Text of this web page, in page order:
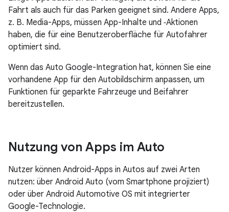
Fahrt als auch für das Parken geeignet sind. Andere Apps,
z. B. Media-Apps, müssen App-Inhalte und ‑Aktionen
haben, die für eine Benutzeroberfläche für Autofahrer
optimiert sind.
Wenn das Auto Google-Integration hat, können Sie eine
vorhandene App für den Autobildschirm anpassen, um
Funktionen für geparkte Fahrzeuge und Beifahrer
bereitzustellen.
Nutzung von Apps im Auto
Nutzer können Android-Apps in Autos auf zwei Arten
nutzen: über Android Auto (vom Smartphone projiziert)
oder über Android Automotive OS mit integrierter
Google-Technologie.